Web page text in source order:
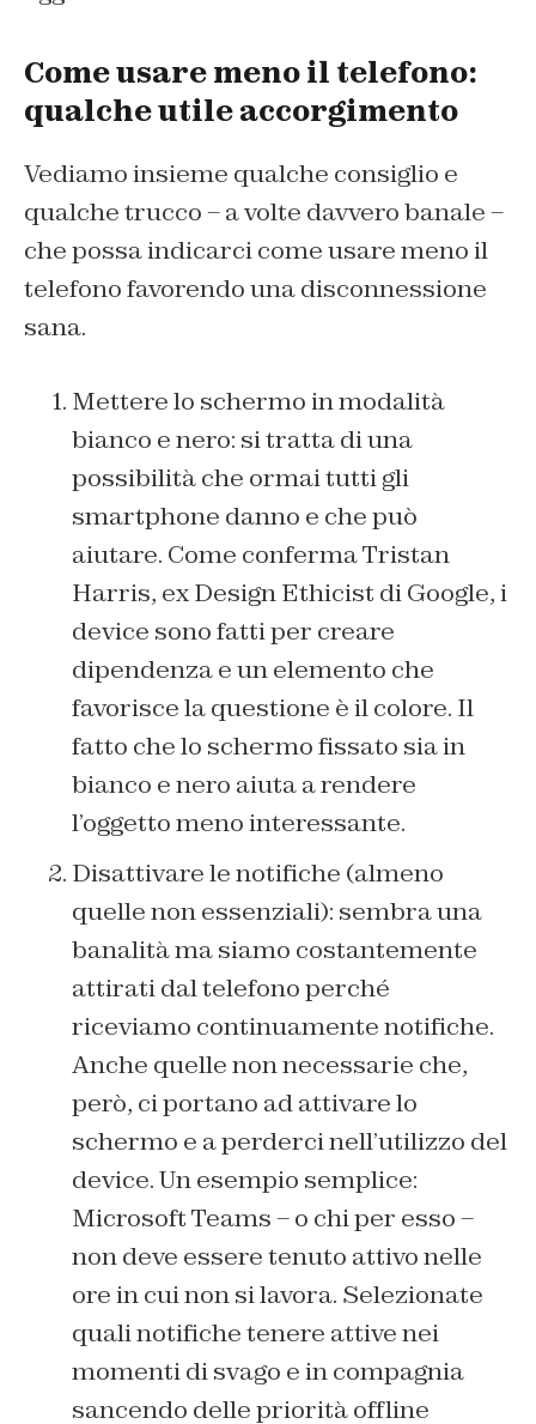
Come usare meno il telefono:
qualche utile accorgimento
Vediamo insieme qualche consiglio e
qualche trucco – a volte davvero banale –
che possa indicarci come usare meno il
telefono favorendo una disconnessione
sana.
Mettere lo schermo in modalità
bianco e nero: si tratta di una
possibilità che ormai tutti gli
smartphone danno e che può
aiutare. Come conferma Tristan
Harris, ex Design Ethicist di Google, i
device sono fatti per creare
dipendenza e un elemento che
favorisce la questione è il colore. Il
fatto che lo schermo fissato sia in
bianco e nero aiuta a rendere
l’oggetto meno interessante.
Disattivare le notifiche (almeno
quelle non essenziali): sembra una
banalità ma siamo costantemente
attirati dal telefono perché
riceviamo continuamente notifiche.
Anche quelle non necessarie che,
però, ci portano ad attivare lo
schermo e a perderci nell’utilizzo del
device. Un esempio semplice:
Microsoft Teams – o chi per esso –
non deve essere tenuto attivo nelle
ore in cui non si lavora. Selezionate
quali notifiche tenere attive nei
momenti di svago e in compagnia
sancendo delle priorità offline